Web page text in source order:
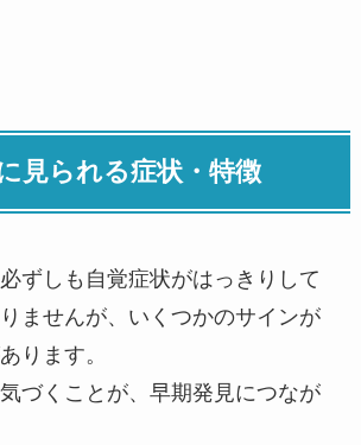
見られる症状・特徴
ずしも自覚症状がはっきりして
ませんが、いくつかのサインが
ります。
づくことが、早期発見につなが